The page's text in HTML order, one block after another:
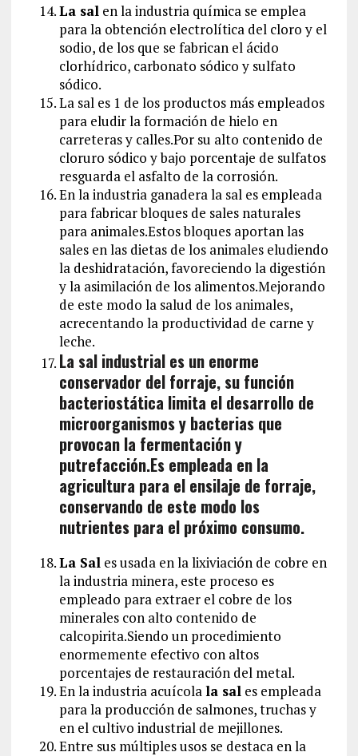
La salen la industria química se emplea
para la obtención electrolítica del cloro y el
sodio, de los que se fabrican el ácido
clorhídrico, carbonato sódico y sulfato
sódico.
La sal es 1 de los productos más empleados
para eludir la formación de hielo en
carreteras y calles.Por su alto contenido de
cloruro sódico y bajo porcentaje de sulfatos
resguarda el asfalto de la corrosión.
En la industria ganadera la sal es empleada
para fabricar bloques de sales naturales
para animales.Estos bloques aportan las
sales en las dietas de los animales eludiendo
la deshidratación, favoreciendo la digestión
y la asimilación de los alimentos.Mejorando
de este modo la salud de los animales,
acrecentando la productividad de carne y
leche.
La sal industrial es un enorme
conservador del forraje, su función
bacteriostática limita el desarrollo de
microorganismos y bacterias que
provocan la fermentación y
putrefacción.Es empleada en la
agricultura para el ensilaje de forraje,
conservando de este modo los
nutrientes para el próximo consumo.
La Sales usada en la lixiviación de cobre en
la industria minera, este proceso es
empleado para extraer el cobre de los
minerales con alto contenido de
calcopirita.Siendo un procedimiento
enormemente efectivo con altos
porcentajes de restauración del metal.
En la industria acuícolala sales empleada
para la producción de salmones, truchas y
en el cultivo industrial de mejillones.
Entre sus múltiples usos se destaca en la